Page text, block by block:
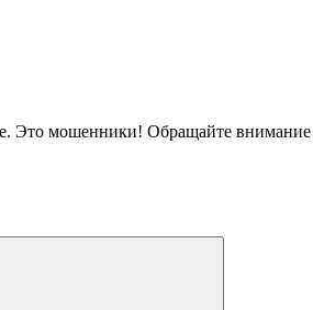
мошенники! Обращайте внимание